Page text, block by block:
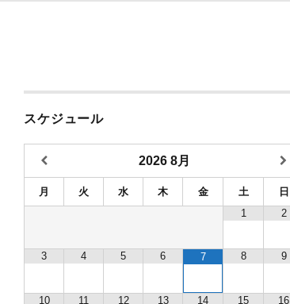
スケジュール
2026 8月
月 火 水 木 金 土
日
1
2
3 4 5 6 7 8 9
10 11 12 13 14 15 16